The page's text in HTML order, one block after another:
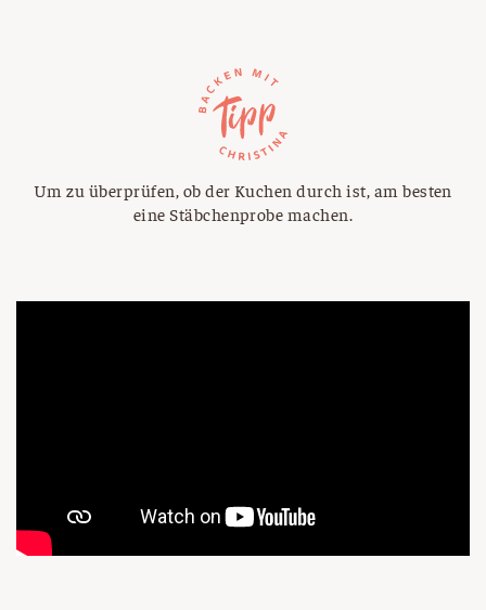
Um zu überprüfen, ob der Kuchen durch ist, am besten
eine Stäbchenprobe machen.